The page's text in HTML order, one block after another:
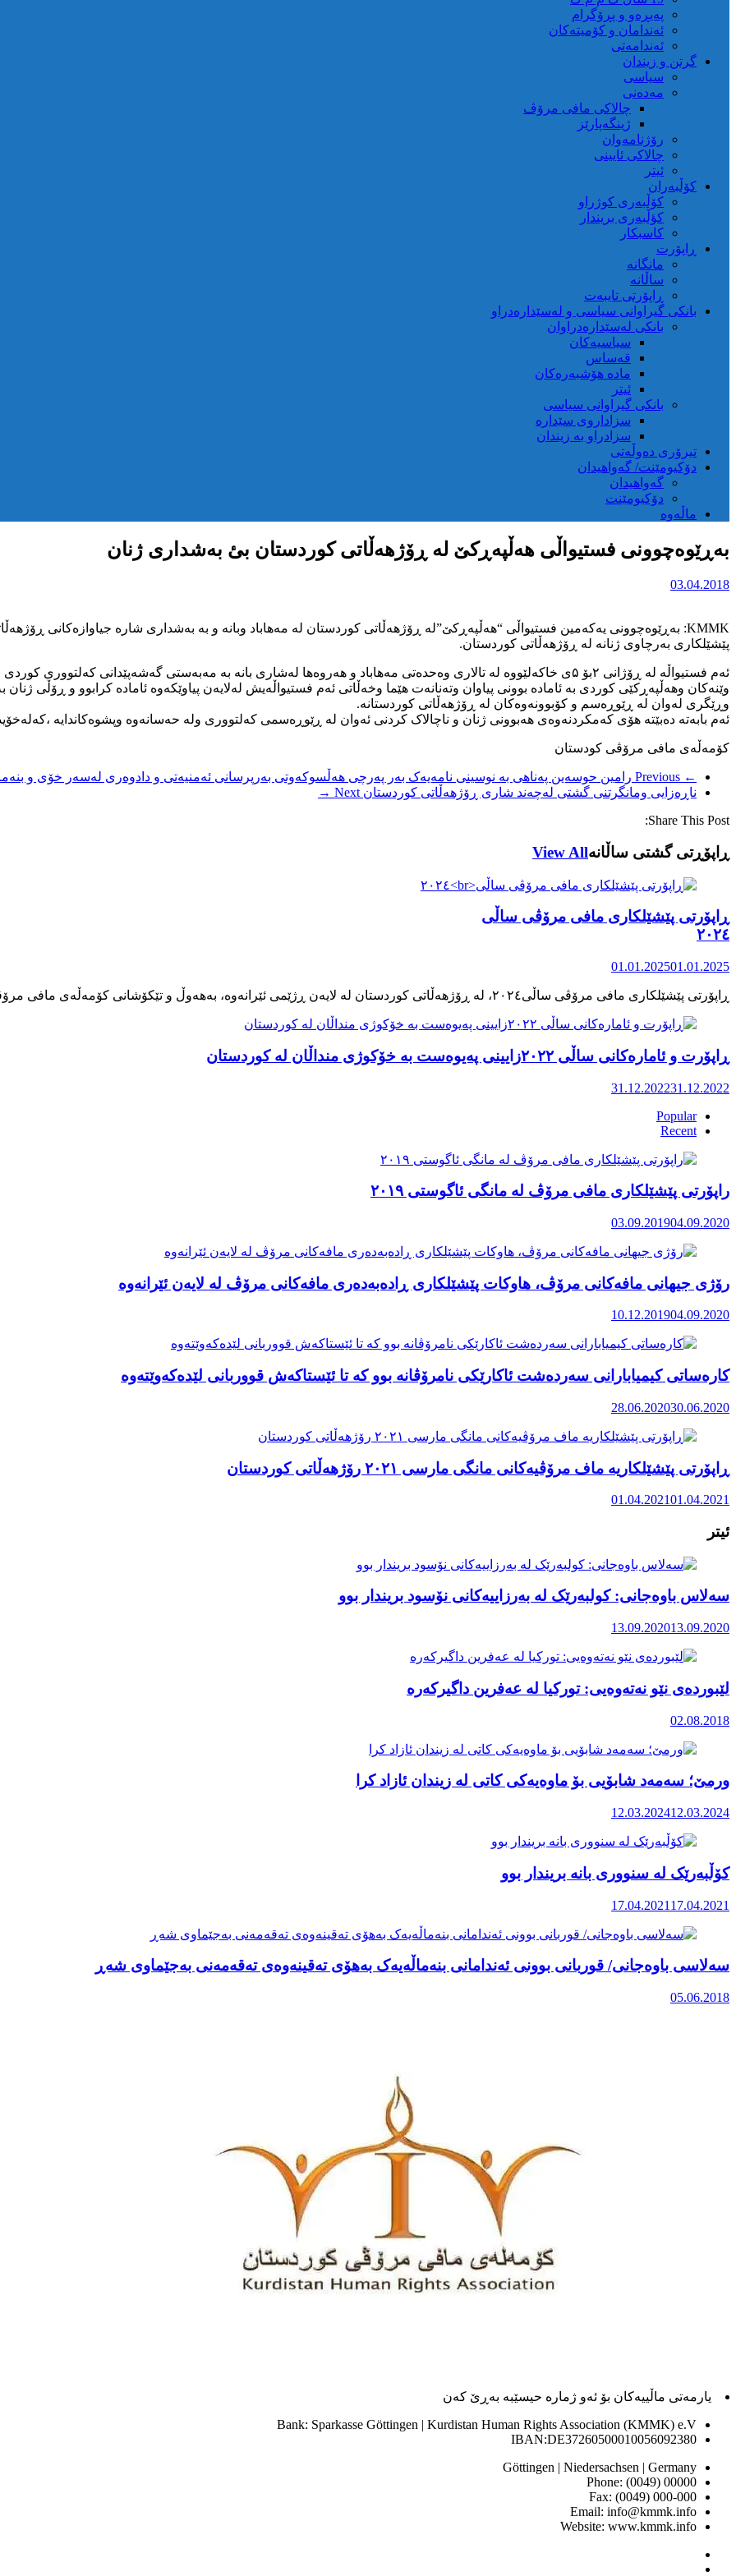
پەیڕەو و پڕۆگرام
ئەندامان و کۆمیتەکان
ئەندامەتی
گرتن و زیندان
سیاسی
مەدەنی
چالاکی مافی مرۆڤ
ژینگەپارێز
رۆژنامەوان
چالاکی ئایینی
ئیتر
کۆڵبەران
کۆڵبەری کوژراو
کؤڵبەری بریندار
کاسبکار
ڕاپۆرت
مانگانە
ساڵانە
ڕاپۆرتی تایبەت
بانکی گیراوانی سیاسی و لەسێدارەدراو
بانکی لەسێدارەدراوان
سیاسیەکان
قەساس
مادە هۆشبەرەکان
ئیتر
بانکی گیراوانی سیاسی
سزاداروی سێدارە
سزادراو بە زیندان
تیرۆری دەوڵەتی
دۆکیومێنت/ گەواهیدان
گەواهیدان
دۆکیومێنت
ماڵەوە
بەڕێوەچوونی فستیواڵی هەڵپەڕکێ لە ڕۆژهەڵاتی کوردستان بئ بەشداری ژنان
03.04.2018
پێشێلکاری بەرچاوی ژنانە لە ڕۆژهەڵاتی کوردستان.
ئەم فستیواڵە لە ڕۆژانی ۲بۆ ۵ی خاکەلێووە لە تالاری وەحدەتی مەهاباد و هەروەها لەشاری بانە بە مەبەستی گەشەپێدانی کەلتووری کوردی بەڕێووە چوو.
وێنەکان وهەڵپەڕکێی کوردی بە ئامادە بوونی پیاوان وتەنانەت هێما وخەڵاتی ئەم فستیواڵەیش لەلایەن پیاوێکەوە ئامادە کرابوو و ڕۆڵی
وڕێگری لەوان لە ڕێوڕەسم و کۆبوونەوەکان لە ڕۆژهەڵاتی کوردستانە.
ئەم بابەتە دەبێتە هۆی کەمکردنەوەی هەبوونی ژنان و ناچالاک کردنی ئەوان لە ڕێوڕەسمی کەلتووری ولە حەسانەوە وپشوەکاندایە
کۆمەڵەی مافی مرۆڤی کودستان
← Previous
رامین حوسەین پەناهی بە نوسینی نامەیەک بەر پەرچی هەڵسوکەوتی بەرپرسانی ئەمنیەتی و دادوەری لەسەر خۆی و
ناڕەزایی ومانگرتنی گشتی لەچەند شاری ڕۆژهەڵاتی کوردستان Next →
Share This Post:
ڕاپۆڕتی گشتی ساڵانهView All
ڕاپۆرتی پێشێلکاری مافی مرۆڤی ساڵی
٢٠٢٤
01.01.202501.01.2025
ڕاپۆرت و ئامارەکانی ساڵی ٢٠٢٢زایینی پەیوەست بە خۆکوژی منداڵان لە کوردستان
31.12.202231.12.2022
Popular
Recent
راپۆرتی پێشێلكاری مافی مرۆڤ له‌ مانگی ئاگوستی ٢٠١٩
03.09.201904.09.2020
رۆژی جیهانی مافەکانی مرۆڤ، هاوکات پێشێلکاری ڕادەبەدەری مافەکانی مرۆڤ لە لایەن ئێرانەوە
10.12.201904.09.2020
کارەساتی کیمیابارانی سەردەشت ئاکارێکی نامرۆڤانە بوو کە تا ئێستاکەش قووربانی لێدەکەوێتەوە
28.06.202030.06.2020
ڕاپۆرتی پێشێلکاریە ماف مرۆڤیەکانی مانگی مارسی ٢٠٢١ رۆژهەڵاتی کوردستان
01.04.202101.04.2021
ئیتر
سەلاس باوەجانی: کولبەرێک لە بەرزاییەکانی نۆسود بریندار بوو
13.09.202013.09.2020
لێبوردەی نێو نەتەوەیی: تورکیا لە عەفرین داگیرکەرە
02.08.2018
ورمێ؛ سەمەد شابۆیی بۆ ماوەیەکی کاتی لە زیندان ئازاد کرا
12.03.202412.03.2024
کۆڵبەرێک لە سنووری بانە بریندار بوو
17.04.2021 17.04.2021
سەلاسی باوەجانی/ قوربانی بوونی ئەندامانی بنەماڵەیەک بەهۆی تەقینەوەی تەقەمەنی بەجێماوی شەڕ
05.06.2018
یارمەتی ماڵییەکان بۆ ئەو ژماره حیسێبە بەڕێ کەن
Bank: Sparkasse Göttingen | Kurdistan Human Rights Association (KMMK) e.V
IBAN:DE37260500010056092380
Göttingen | Niedersachsen | Germany
Phone: (0049) 00000
Fax: (0049) 000-000
Email: info@kmmk.info
Website: www.kmmk.info